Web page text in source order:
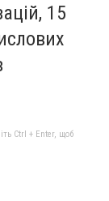
15
Ctrl + Enter, щоб